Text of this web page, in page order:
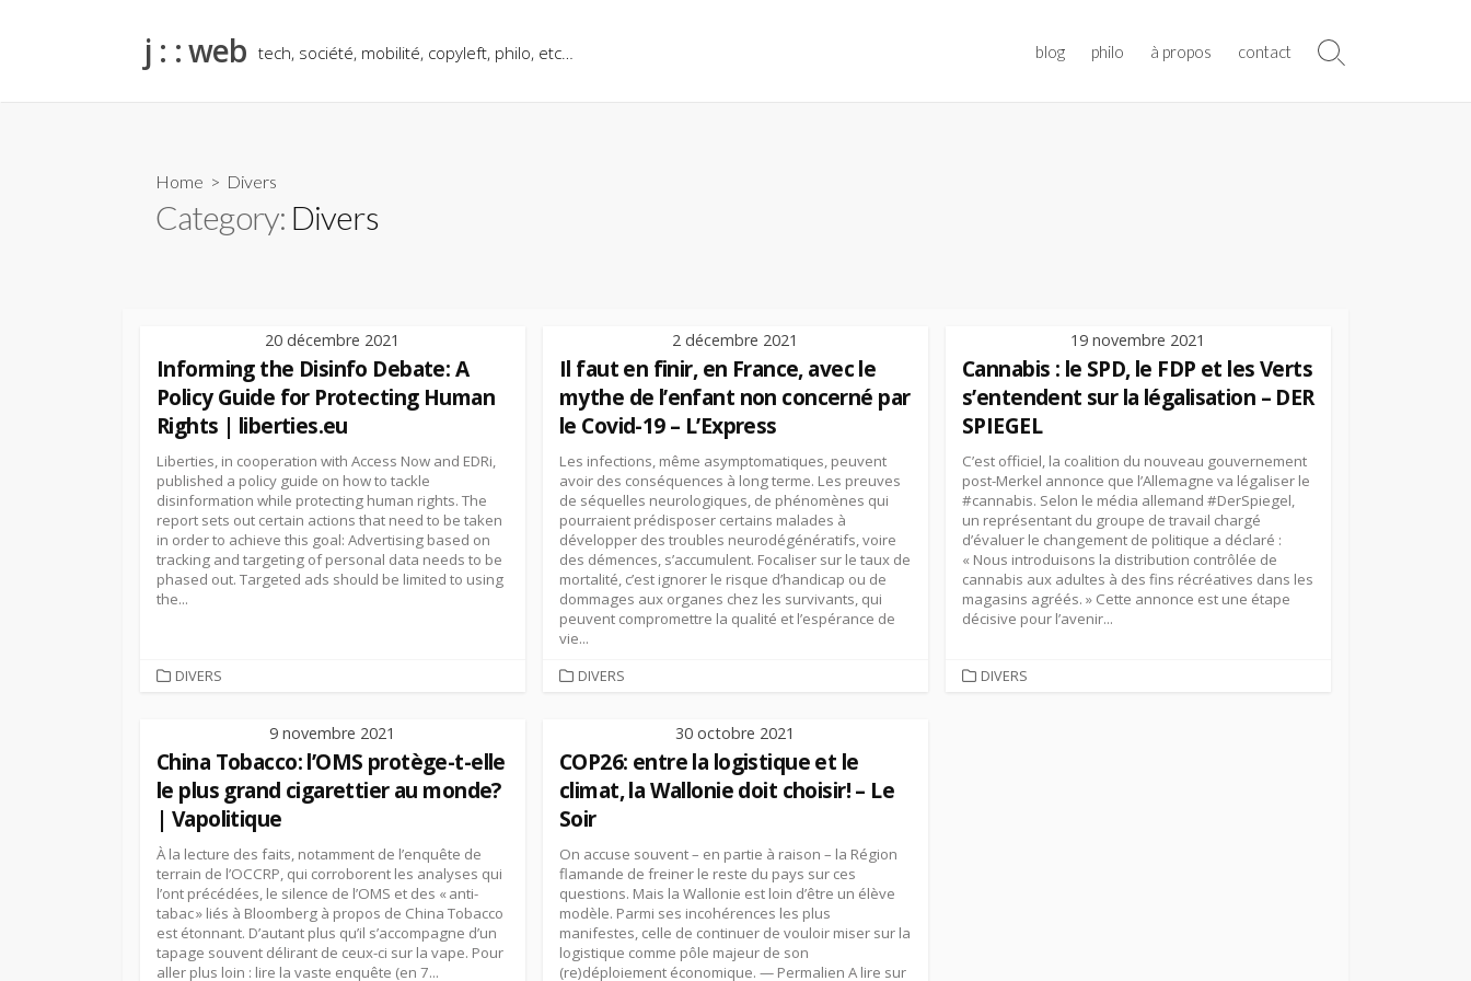
j : : web tech, société, mobilité, copyleft, philo, etc… blog philo à propos contact
Search
Home > Divers
Category: Divers
20 décembre 2021
Informing the Disinfo Debate: A
Policy Guide for Protecting Human
Rights | liberties.eu
Liberties, in cooperation with Access Now and EDRi,
published a policy guide on how to tackle
disinformation while protecting human rights. The
report sets out certain actions that need to be taken
in order to achieve this goal: Advertising based on
tracking and targeting of personal data needs to be
phased out. Targeted ads should be limited to using
the...
CATEGORIES
DIVERS
2 décembre 2021
Il faut en finir, en France, avec le
mythe de l’enfant non concerné par
le Covid-19 – L’Express
Les infections, même asymptomatiques, peuvent
avoir des conséquences à long terme. Les preuves
de séquelles neurologiques, de phénomènes qui
pourraient prédisposer certains malades à
développer des troubles neurodégénératifs, voire
des démences, s’accumulent. Focaliser sur le taux de
mortalité, c’est ignorer le risque d’handicap ou de
dommages aux organes chez les survivants, qui
peuvent compromettre la qualité et l’espérance de
vie...
CATEGORIES
DIVERS
19 novembre 2021
Cannabis : le SPD, le FDP et les Verts
s’entendent sur la légalisation – DER
SPIEGEL
C’est officiel, la coalition du nouveau gouvernement
post-Merkel annonce que l’Allemagne va légaliser le
#cannabis. Selon le média allemand #DerSpiegel,
un représentant du groupe de travail chargé
d’évaluer le changement de politique a déclaré :
« Nous introduisons la distribution contrôlée de
cannabis aux adultes à des fins récréatives dans les
magasins agréés. » Cette annonce est une étape
décisive pour l’avenir...
CATEGORIES
DIVERS
9 novembre 2021
China Tobacco: l’OMS protège-t-elle
le plus grand cigarettier au monde?
| Vapolitique
À la lecture des faits, notamment de l’enquête de
terrain de l’OCCRP, qui corroborent les analyses qui
l’ont précédées, le silence de l’OMS et des « anti-
tabac » liés à Bloomberg à propos de China Tobacco
est étonnant. D’autant plus qu’il s’accompagne d’un
tapage souvent délirant de ceux-ci sur la vape. Pour
aller plus loin : lire la vaste enquête (en 7...
30 octobre 2021
COP26: entre la logistique et le
climat, la Wallonie doit choisir! – Le
Soir
On accuse souvent – en partie à raison – la Région
flamande de freiner le reste du pays sur ces
questions. Mais la Wallonie est loin d’être un élève
modèle. Parmi ses incohérences les plus
manifestes, celle de continuer de vouloir miser sur la
logistique comme pôle majeur de son
(re)déploiement économique. — Permalien A lire sur